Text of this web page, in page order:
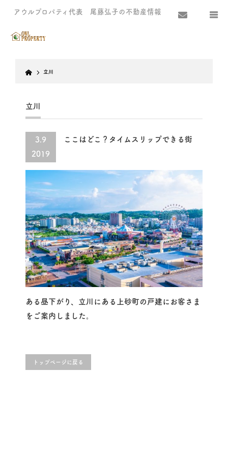
アウルプロパティ代表 尾藤弘子の不動産情報
Home立川
立川
3.9
2019
ここはどこ？タイムスリップできる街
ある昼下がり、立川にある上砂町の戸建にお客さま
をご案内しました。
トップページに戻る